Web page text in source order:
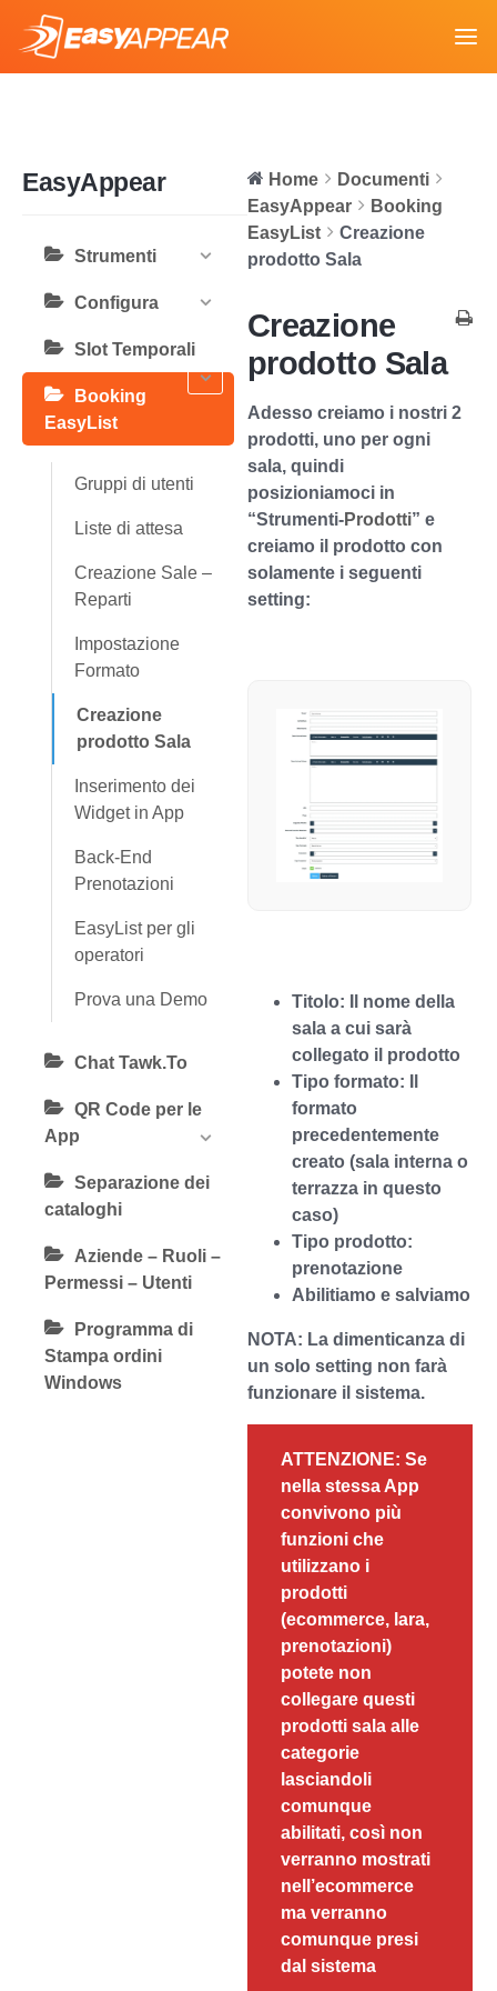
EasyAppear
Strumenti
Configura
Slot Temporali
Booking
EasyList
Gruppi di utenti
Liste di attesa
Creazione Sale –
Reparti
Impostazione
Formato
Creazione
prodotto Sala
Inserimento dei
Widget in App
Back-End
Prenotazioni
EasyList per gli
operatori
Prova una Demo
Chat Tawk.To
QR Code per le
App
Separazione dei
cataloghi
Aziende – Ruoli –
Permessi – Utenti
Programma di
Stampa ordini
Windows
Home
Documenti
EasyAppear
Booking
EasyList
Creazione
prodotto Sala
Creazione
prodotto Sala
Adesso creiamo i nostri 2
prodotti, uno per ogni
sala, quindi
posizioniamoci in
“Strumenti-Prodotti” e
creiamo il prodotto con
solamente i seguenti
setting:
Titolo: Il nome della
sala a cui sarà
collegato il prodotto
Tipo formato: Il
formato
precedentemente
creato (sala interna o
terrazza in questo
caso)
Tipo prodotto:
prenotazione
Abilitiamo e salviamo
NOTA: La dimenticanza di
un solo setting non farà
funzionare il sistema.
ATTENZIONE: Se
nella stessa App
convivono più
funzioni che
utilizzano i
prodotti
(ecommerce, lara,
prenotazioni)
potete non
collegare questi
prodotti sala alle
categorie
lasciandoli
comunque
abilitati, così non
verranno mostrati
nell’ecommerce
ma verranno
comunque presi
dal sistema